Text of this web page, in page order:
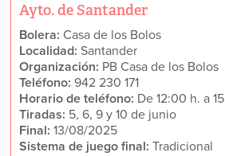
Ayto. de Santander
Bolera: Casa de los Bolos
Localidad:Santander
Organización: PB Casa de los Bolos
Teléfono:942 230 171
Horario de teléfono: De 12:00 h. a
Tiradas: 5, 6, 9 y 10 de junio
Final:13/08/2025
Sistema de juego final:Tradicional